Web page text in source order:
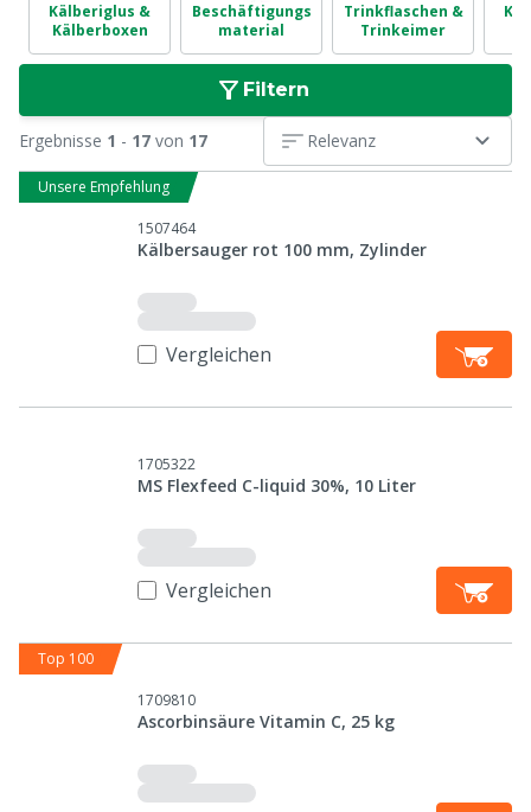
Kälberiglus &
Kälberboxen
Beschäftigungs
material
Trinkflaschen &
Trinkeimer
Filtern
Ergebnisse 1 - 17 von 17 Relevanz
Unsere Empfehlung
1507464
Kälbersauger rot 100 mm, Zylinder
Vergleichen
1705322
MS Flexfeed C-liquid 30%, 10 Liter
Vergleichen
Top 100
1709810
Ascorbinsäure Vitamin C, 25 kg